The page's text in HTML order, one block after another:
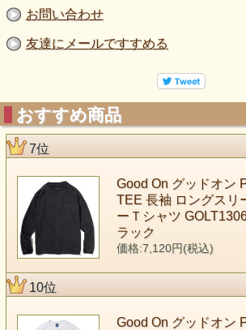
お問い合わせ
友達にメールですすめる
おすすめ商品
7位
Good On グッドオン
TEE 長袖 ロングスリ
ーＴシャツ
ラック
価格:7,120円(税込)
10位
Good On グッドオン